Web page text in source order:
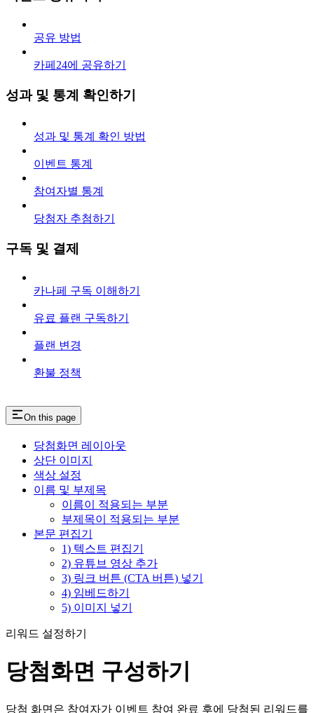
공유 방법
카페24에 공유하기
성과 및 통계 확인하기
성과 및 통계 확인 방법
이벤트 통계
참여자별 통계
당첨자 추첨하기
구독 및 결제
카나페 구독 이해하기
유료 플랜 구독하기
플랜 변경
환불 정책
On this page
당첨화면 레이아웃
상단 이미지
색상 설정
이름 및 부제목
이름이 적용되는 부분
부제목이 적용되는 부분
본문 편집기
1) 텍스트 편집기
2) 유튜브 영상 추가
3) 링크 버튼 (CTA 버튼) 넣기
4) 임베드하기
5) 이미지 넣기
리워드 설정하기
당첨화면 구성하기
당첨 화면은 참여자가 이벤트 참여 완료 후에 당첨된 리워드를